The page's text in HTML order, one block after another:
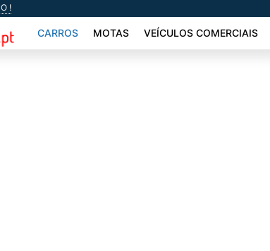
!
CARROS MOTAS VEÍCULOS COMERCIAIS